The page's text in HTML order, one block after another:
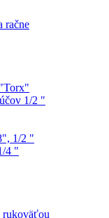
račne
1/2 "
1/2 "
4 "
rukoväťou